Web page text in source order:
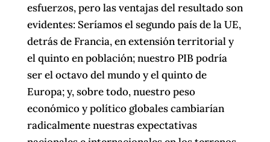
esfuerzos, pero las ventajas del resultado son
evidentes: Seríamos el segundo país de la UE,
detrás de Francia, en extensión territorial y
el quinto en población; nuestro PIB podría
ser el octavo del mundo y el quinto de
Europa; y, sobre todo, nuestro peso
económico y político globales cambiarían
radicalmente nuestras expectativas